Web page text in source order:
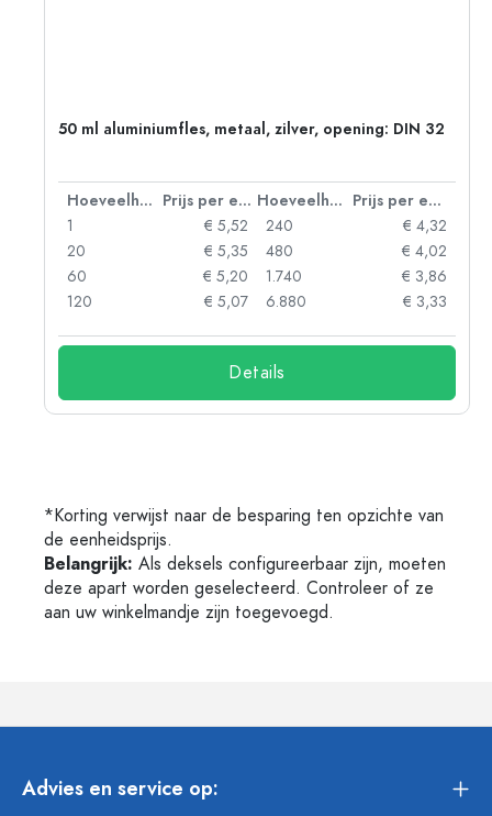
50 ml aluminiumfles, metaal, zilver, opening: DIN 32
Hoeveelheid Prijs per eenheid Hoeveelheid
Prijs per eenheid
1
€ 5,52
20
€ 5,35
60
€ 5,20
120
€ 5,07
240
€ 4,32
480
€ 4,02
1.740
€ 3,86
6.880
€ 3,33
Details
*Korting verwijst naar de besparing ten opzichte van
de eenheidsprijs.
Belangrijk: Als deksels configureerbaar zijn, moeten
deze apart worden geselecteerd. Controleer of ze
aan uw winkelmandje zijn toegevoegd.
Advies en service op: